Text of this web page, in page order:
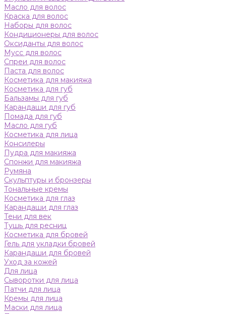
Масло для волос
Краска для волос
Наборы для волос
Кондиционеры для волос
Оксиданты для волос
Мусс для волос
Спреи для волос
Паста для волос
Косметика для макияжа
Косметика для губ
Бальзамы для губ
Карандаши для губ
Помада для губ
Масло для губ
Косметика для лица
Консилеры
Пудра для макияжа
Спонжи для макияжа
Румяна
Скульптуры и бронзеры
Тональные кремы
Косметика для глаз
Карандаши для глаз
Тени для век
Тушь для ресниц
Косметика для бровей
Гель для укладки бровей
Карандаши для бровей
Уход за кожей
Для лица
Сыворотки для лица
Патчи для лица
Кремы для лица
Маски для лица